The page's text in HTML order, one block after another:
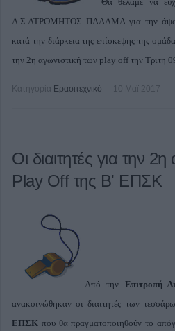
Α.Σ.ΑΤΡΟΜΗΤΟΣ ΠΑΛΑΜΑ για την
κατά την διάρκεια της επίσκεψης της
την 2η αγωνιστική των play off την Τριτη
Κατηγορία Ερασιτεχνικό 10 Μαϊ 2017
Οι διαιτητές για την
Play Off της Β' ΕΠΣΚ
Από την Επιτροπή
ανακοινώθηκαν οι διαιτητές των
ΕΠΣΚ που θα πραγματοποιηθούν το